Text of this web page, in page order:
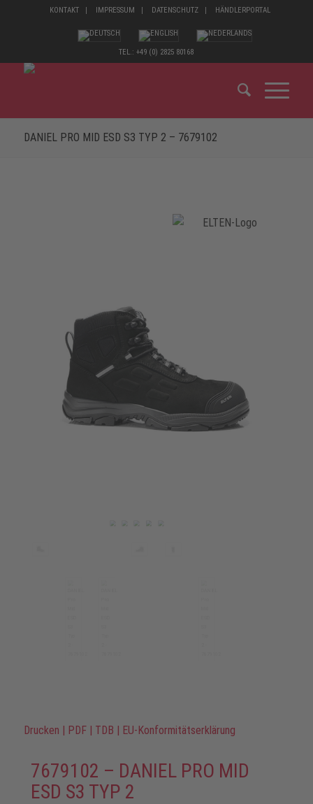
KONTAKT IMPRESSUM DATENSCHUTZ HÄNDLERPORTAL
TEL.: +49 (0) 2825 80168
DANIEL PRO MID ESD S3 TYP 2 – 7679102
Drucken | PDF | TDB | EU-Konformitätserklärung
7679102 – DANIEL PRO MID
ESD S3 TYP 2